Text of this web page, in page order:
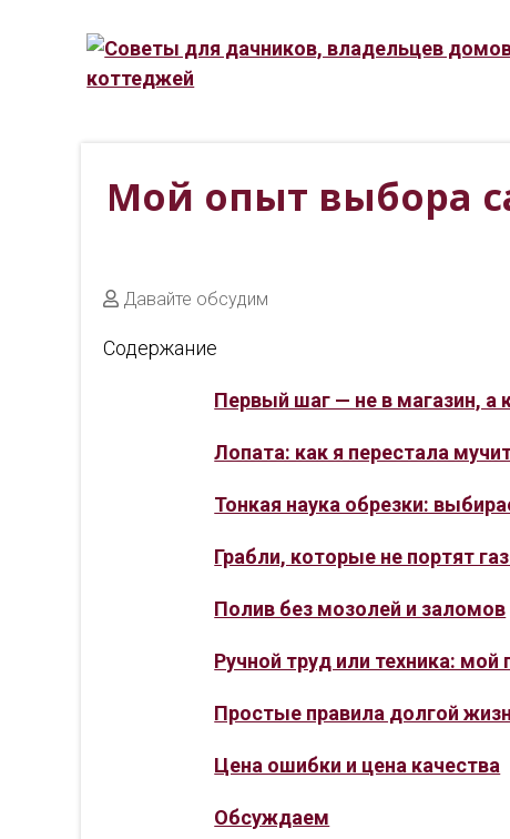
Мой опыт выбора
Давайте обсудим
Содержание
Первый шаг — не в магазин, а
Лопата: как я перестала
Тонкая наука обрезки:
Грабли, которые не портят
Полив без мозолей и заломов
Ручной труд или техника: мой
Простые правила долгой
Цена ошибки и цена качества
Обсуждаем